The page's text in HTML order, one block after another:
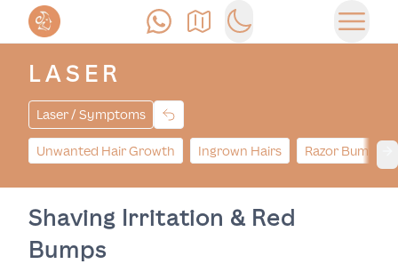
ПозвонитьКак доехатьSwitch to dark mode
LASER
Laser / Symptoms
Unwanted Hair Growth Ingrown Hairs Razor Bumps
Shaving Irritation & Red
Bumps